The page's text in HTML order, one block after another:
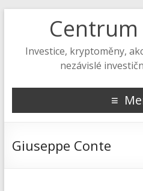
Investice, kryptoměny,
nezávislé
Giuseppe Conte